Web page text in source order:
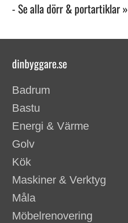
- Se alla dörr & portartiklar »
dinbyggare.se
Badrum
Bastu
Energi & Värme
Golv
Kök
Maskiner & Verktyg
Måla
Möbelrenovering